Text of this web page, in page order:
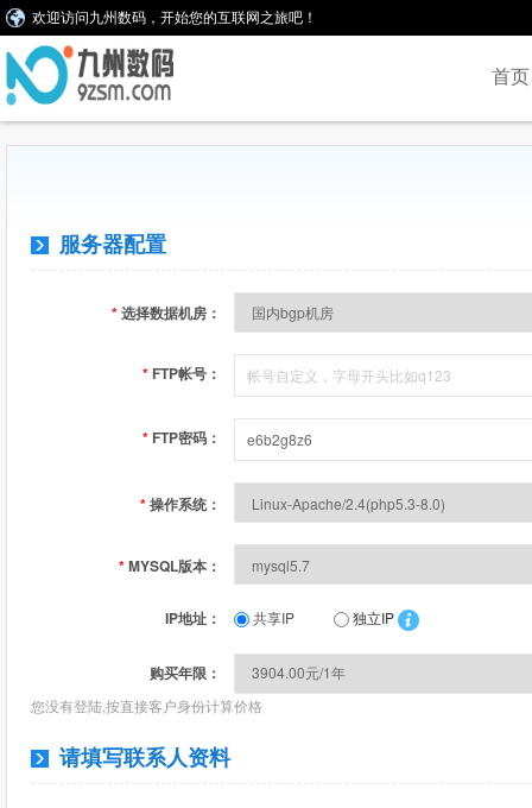
欢迎访问九州数码，开始您的互联网之旅吧！
首页
服务器配置
*选择数据机房：
* FTP帐号：
* FTP密码：
*操作系统：
*MYSQL版本：
IP地址： 共享IP 独立IP
购买年限：
您没有登陆,按直接客户身份计算价格
请填写联系人资料